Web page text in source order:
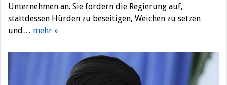
Unternehmen an. Sie fordern die Regierung auf,
stattdessen Hürden zu beseitigen, Weichen zu setzen
und… mehr »